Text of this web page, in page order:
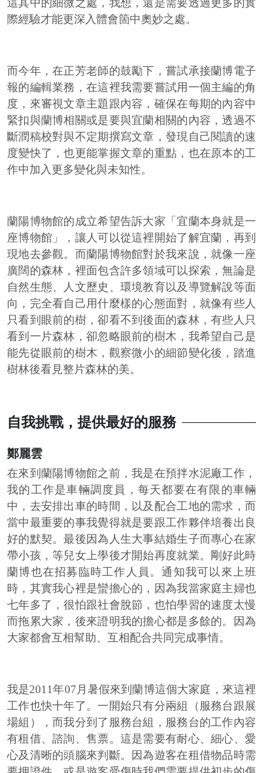
際經驗才能更深入體會箇中奧妙之處。
而今年，在正芳老師的鼓勵下，嘗試承接蘭博電子
報的編輯業務，在這裡我需要嘗試用一個主編的角
度，來審視文章主題跟內容，確保在每期的內容中
緊扣與蘭博相關或是要與宜蘭相關的內容，透過不
斷潤稿校對與不定期撰寫文章，發現自己閱讀的速
度變快了，也更能掌握文章的重點，也在原本的工
作中加入更多變化與未知性。
蘭陽博物館的成立希望告訴大家「宜蘭本身就是一
座博物館」，讓人可以從這裡開始了解宜蘭，再到
現地去參觀。而蘭陽博物館對於我來說，就像一座
廣闊的森林，裡面包含許多領域可以探索，無論是
自然生態、人文歷史、環境教育以及導覽解說等面
向，完全看自己用什麼樣的心態面對，就像有些人
只看到眼前的樹，卻看不到後面的森林，有些人只
看到一片森林，卻忽略眼前的樹木，我希望自己是
能先從眼前的樹木，觀察微小的細節變化後，踏進
樹林後看見整片森林的美。
自我挑戰，提供最好的服務
鄭麗雲
在來到蘭陽博物館之前，我是在預拌水泥廠工作，
我的工作是車輛調度員，每天都要在有限的車輛
中，去安排出車的時間，以及配合工地的需求，而
當中最重要的事我覺得就是要跟工作夥伴培養出良
好的默契。最後因為人生大事結婚生子而專心在家
帶小孩，等兒女上學後才開始再度就業。剛好此時
蘭博也在招募臨時工作人員。通知我可以來上班
時，其實我心裡是蠻擔心的，因為我當家庭主婦也
七年多了，很怕跟社會脫節，也怕學習的速度太慢
而拖累大家，後來證明我的擔心都是多餘的。因為
大家都會互相幫助、互相配合共同完成事情。
我是2011年07月暑假來到蘭博這個大家庭，來這裡
工作也快十年了。一開始只有分兩組（服務台跟展
場組），而我分到了服務台組，服務台的工作內容
有租借、諮詢、售票。這是需要有耐心、細心、愛
心及清晰的頭腦來判斷。因為遊客在租借物品時需